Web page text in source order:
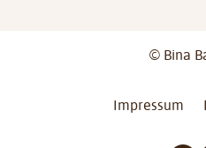
© Bina
Impressum